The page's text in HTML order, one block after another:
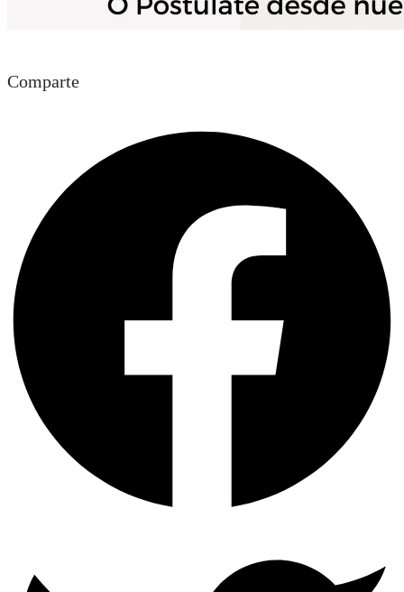
Comparte